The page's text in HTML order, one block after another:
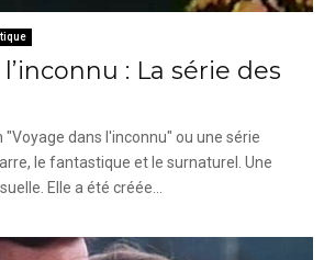
: La série des
"Voyage dans l'inconnu" ou une série
le fantastique et le surnaturel. Une
Elle a été créée...